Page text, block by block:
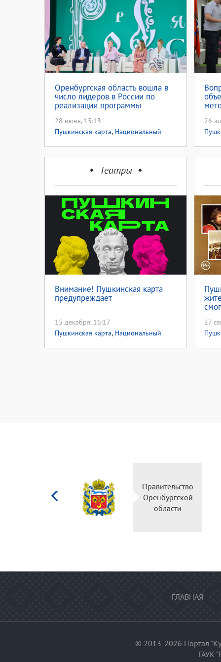
Оренбургская область вошла в
число лидеров в России по
реализации программы
28 июня, 15:13
Пушкинская карта, Национальный
26
Театры
Внимание! Пушкинская карта
предупреждает
15 декабря, 16:17
Пушкинская карта, Национальный
27
Правительство
Оренбургской
области
ГЛАВНАЯ
© 2013-2026 Портал
ГАУК